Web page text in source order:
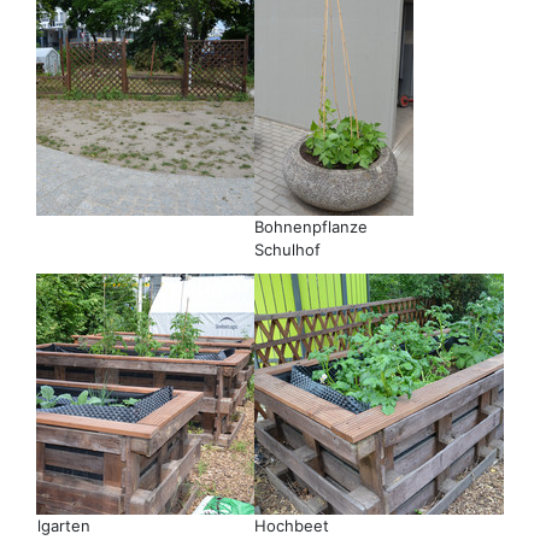
Bohnenpflanze
Schulhof
Hochbeet